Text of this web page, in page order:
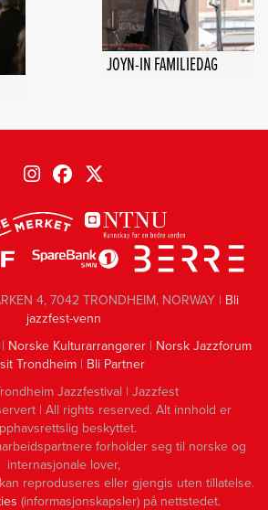
JOYN-IN FAMILIEDAG
4, 7042 TRONDHEIM, NORWAY | Bli
jazzfest-venn
Norske Kulturarrangører| Norsk Jazzforum
Trondheim | Bli Partner
Jazzfestival | Jazzfest
| All rights reserved. Alt innhold er
beskyttet.
forholder seg til norske og
internasjonale lover,
reproduseres eller gjengis uten tillatelse.
(informasjonskapsler) på nettstedet.